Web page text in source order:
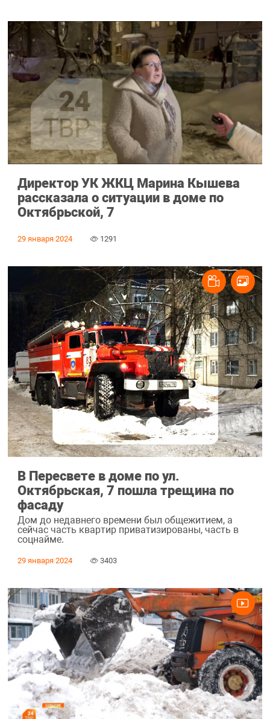
Директор УК ЖКЦ Марина Кышева
рассказала о ситуации в доме по
Октябрьской, 7
29 января 2024 1291
В Пересвете в доме по ул.
Октябрьская, 7 пошла трещина по
фасаду
Дом до недавнего времени был общежитием, а
сейчас часть квартир приватизированы, часть в
соцнайме.
29 января 2024 3403